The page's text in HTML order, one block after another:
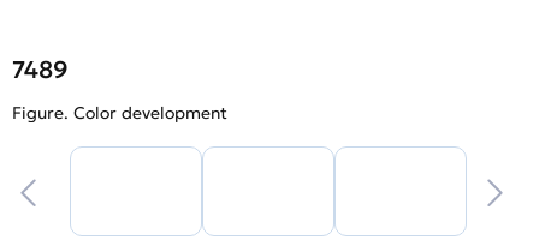
7489
Figure. Color development